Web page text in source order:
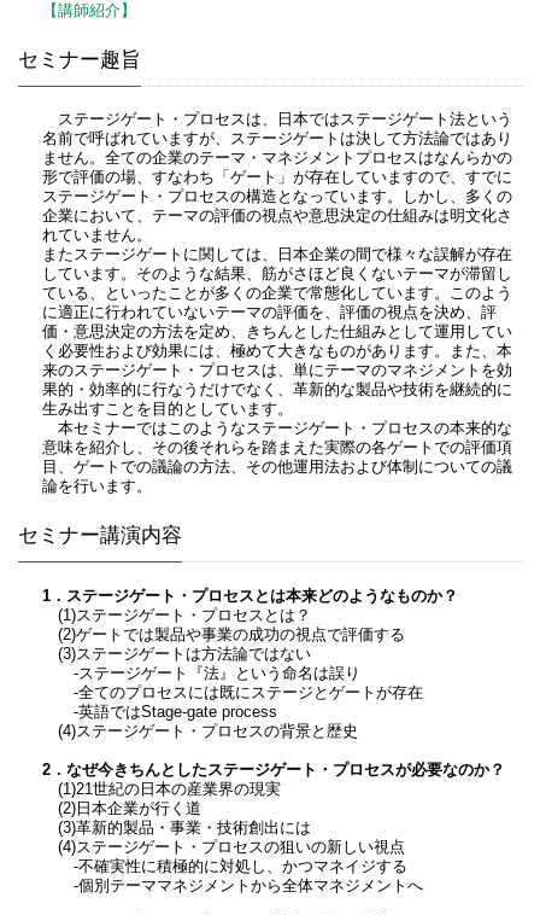
【講師紹介】
セミナー趣旨
ステージゲート・プロセスは、日本ではステージゲート法という
名前で呼ばれていますが、ステージゲートは決して方法論ではあり
ません。全ての企業のテーマ・マネジメントプロセスはなんらかの
形で評価の場、すなわち「ゲート」が存在していますので、すでに
ステージゲート・プロセスの構造となっています。しかし、多くの
企業において、テーマの評価の視点や意思決定の仕組みは明文化さ
れていません。
またステージゲートに関しては、日本企業の間で様々な誤解が存在
しています。そのような結果、筋がさほど良くないテーマが滞留し
ている、といったことが多くの企業で常態化しています。このよう
に適正に行われていないテーマの評価を、評価の視点を決め、評
価・意思決定の方法を定め、きちんとした仕組みとして運用してい
く必要性および効果には、極めて大きなものがあります。また、本
来のステージゲート・プロセスは、単にテーマのマネジメントを効
果的・効率的に行なうだけでなく、革新的な製品や技術を継続的に
生み出すことを目的としています。
本セミナーではこのようなステージゲート・プロセスの本来的な
意味を紹介し、その後それらを踏まえた実際の各ゲートでの評価項
目、ゲートでの議論の方法、その他運用法および体制についての議
論を行います。
セミナー講演内容
1．ステージゲート・プロセスとは本来どのようなものか？
(1)ステージゲート・プロセスとは？
(2)ゲートでは製品や事業の成功の視点で評価する
(3)ステージゲートは方法論ではない
‐ステージゲート『法』という命名は誤り
‐全てのプロセスには既にステージとゲートが存在
‐英語ではStage-gate process
(4)ステージゲート・プロセスの背景と歴史
2．なぜ今きちんとしたステージゲート・プロセスが必要なのか？
(1)21世紀の日本の産業界の現実
(2)日本企業が行く道
(3)革新的製品・事業・技術創出には
(4)ステージゲート・プロセスの狙いの新しい視点
‐不確実性に積極的に対処し、かつマネイジする
‐個別テーママネジメントから全体マネジメントへ